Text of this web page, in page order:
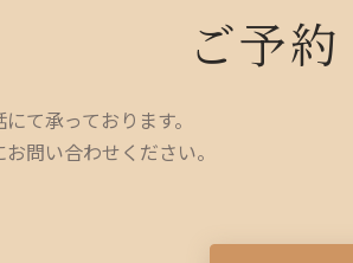
ご予
て承っております。
問い合わせください。